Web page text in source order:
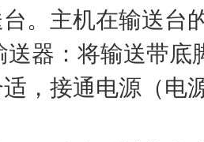
。主机在输送台
器：将输送带底
，接通电源（电